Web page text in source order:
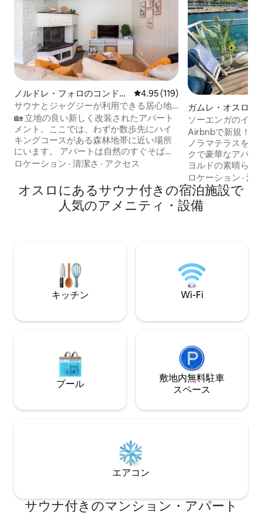
ノルドレ・フォロのコンドミ
ニアム
レビュー119件、5つ星中4.95つ
4.95 (119)
サウナとジャグジーが利用できる居心地
の良いアパート
🏡 立地の良い新しく改装されたアパート
メント。ここでは、わずか数歩先にハイ
キングコースがある森林地帯に近い場所
にいます。 アパートは自然のすぐそばに
ありますが、非常に中心部に住んでいま
利用いただけます。サウナと露天風呂は
家の横にあり、自然の素晴らしい景色が
楽しめます。 料金：サウナまたは露天風
トがサウナや露天風呂を温め、準備を整
ロケーション · 清潔さ · アクセス
ガムレ・オスロの
アパート
ソーエンガのイン
ノラマビュー、オ
Airbnbで新規！ オスロの中心部にあるパ
ノラマテラスを
クで豪華なアパー
ヨルドの素晴らし
さい！ 「休暇のような気分」と高い幸福
感を与える居心地
ろいでください。 私はオスロの弁護士
で、賃貸を始めた
ト、遊泳用桟橋、
ナです。
ロケーション ·清
オスロにあるサウナ付きの宿泊施設で
人気のアメニティ・設備
キッチン Wi-Fi
プール
敷地内無料駐⁠車
ス⁠ペ⁠ー⁠ス
エアコン
サウナ付きのマンション・アパート